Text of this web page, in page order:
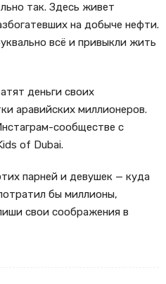
так. Здесь живет
на добыче нефти.
всё и привыкли жить
деньги своих
аравийских миллионеров.
сообществе с
of Dubai.
парней и девушек — куда
бы миллионы,
свои соображения в